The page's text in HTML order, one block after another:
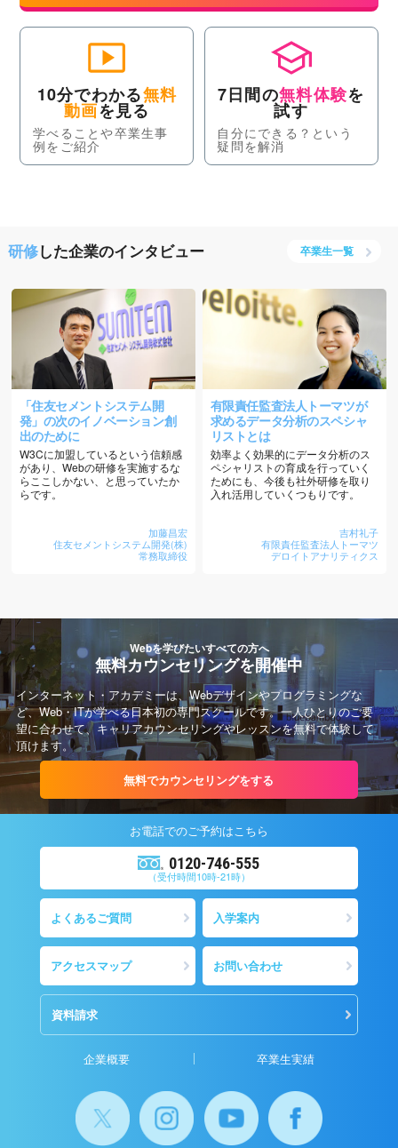
10分でわかる無料
動画を見る
学べることや卒業生事
例をご紹介
7日間の無料体験を
試す
自分にできる？という
疑問を解消
研修した企業のインタビュー 卒業生一覧
「住友セメントシステム開
発」の次のイノベーション創
出のために
W3Cに加盟しているという信頼感
があり、Webの研修を実施するな
らここしかない、と思っていたか
らです。
加藤昌宏
住友セメントシステム開発(株)
常務取締役
有限責任監査法人トーマツが
求めるデータ分析のスペシャ
リストとは
効率よく効果的にデータ分析のス
ペシャリストの育成を行っていく
ためにも、今後も社外研修を取り
入れ活用していくつもりです。
吉村礼子
有限責任監査法人トーマツ
デロイトアナリティクス
Webを学びたいすべての方へ
無料カウンセリングを開催中
インターネット・アカデミーは、Webデザインやプログラミングな
ど、Web・ITが学べる日本初の専門スクールです。一人ひとりのご要
望に合わせて、キャリアカウンセリングやレッスンを無料で体験して
頂けます。
無料でカウンセリングをする
お電話でのご予約はこちら
0120-746-555
（受付時間10時-21時）
よくあるご質問 入学案内
アクセスマップ お問い合わせ
資料請求
企業概要 卒業生実績